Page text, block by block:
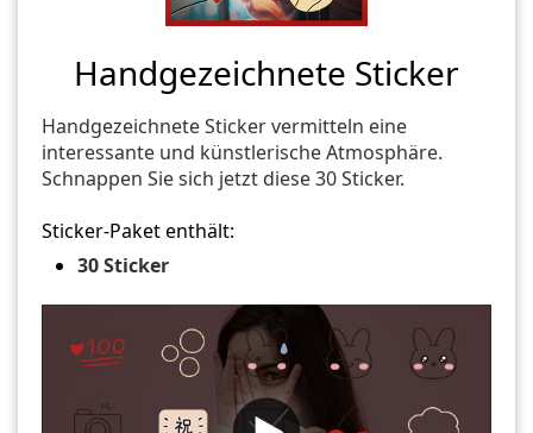
Handgezeichnete Sticker
Handgezeichnete Sticker vermitteln eine
interessante und künstlerische Atmosphäre.
Schnappen Sie sich jetzt diese 30 Sticker.
Sticker-Paket enthält:
30 Sticker